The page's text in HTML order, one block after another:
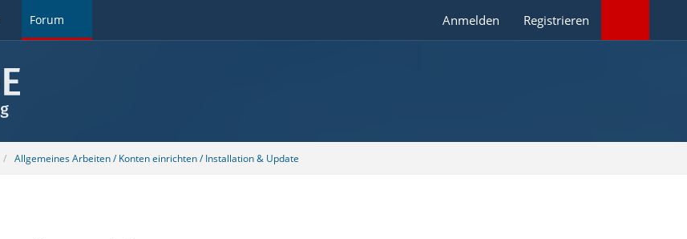
Forum Anmelden Registrieren
Allgemeines Arbeiten / Konten einrichten / Installation & Update